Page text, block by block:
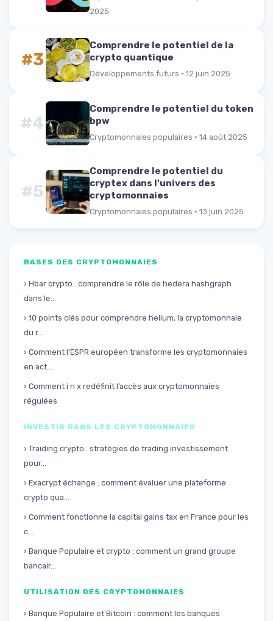
2025
#3
Comprendre le potentiel de la
crypto quantique
Développements futurs · 12 juin 2025
#4
Comprendre le potentiel du token
bpw
Cryptomonnaies populaires · 14 août 2025
#5
Comprendre le potentiel du
cryptex dans l'univers des
cryptomonnaies
Cryptomonnaies populaires · 13 juin 2025
BASES DES CRYPTOMONNAIES
› Hbar crypto : comprendre le rôle de hedera hashgraph
dans le...
› 10 points clés pour comprendre helium, la cryptomonnaie
du r...
› Comment l’ESPR européen transforme les cryptomonnaies
en act...
› Comment i n x redéfinit l’accès aux cryptomonnaies
régulées
INVESTIR DANS LES CRYPTOMONNAIES
› Traiding crypto : stratégies de trading investissement
pour...
› Exacrypt échange : comment évaluer une plateforme
crypto qua...
› Comment fonctionne la capital gains tax en France pour les
c...
› Banque Populaire et crypto : comment un grand groupe
bancair...
UTILISATION DES CRYPTOMONNAIES
› Banque Populaire et Bitcoin : comment les banques